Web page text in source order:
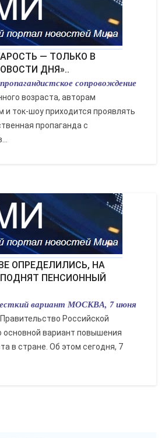
ДНЯ»..
сопровождение
возраста, авторам
и ток-шоу приходится проявлять
пропаганда с
ПЕНСИОННЫЙ
вариант МОСКВА, 7 июня
Правительство Российской
вариант повышения
в стране. Об этом сегодня, 7